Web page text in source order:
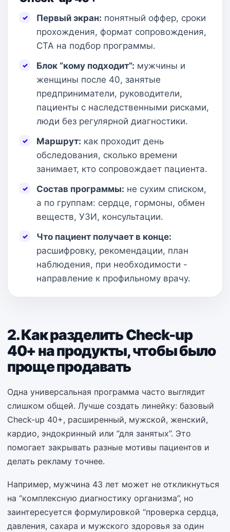
Первый экран: понятный оффер, сроки
прохождения, формат сопровождения,
CTA на подбор программы.
Блок “кому подходит”: мужчины и
женщины после 40, занятые
предприниматели, руководители,
пациенты с наследственными рисками,
люди без регулярной диагностики.
Маршрут: как проходит день
обследования, сколько времени
занимает, кто сопровождает пациента.
Состав программы: не сухим списком,
а по группам: сердце, гормоны, обмен
веществ, УЗИ, консультации.
Что пациент получает в конце:
расшифровку, рекомендации, план
наблюдения, при необходимости -
направление к профильному врачу.
2. Как разделить Check-up
40+ на продукты, чтобы было
проще продавать
Одна универсальная программа часто выглядит
слишком общей. Лучше создать линейку: базовый
Check-up 40+, расширенный, мужской, женский,
кардио, эндокринный или “для занятых”. Это
помогает закрывать разные мотивы пациентов и
делать рекламу точнее.
Например, мужчина 43 лет может не откликнуться
на “комплексную диагностику организма”, но
заинтересуется формулировкой “проверка сердца,
давления, сахара и мужского здоровья за один